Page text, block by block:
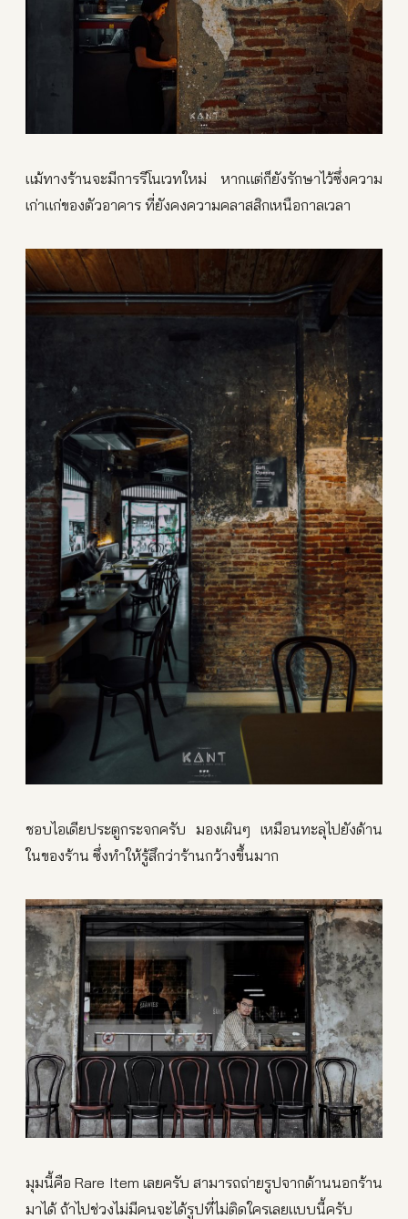
แม้ทางร้านจะมีการรีโนเวทใหม่ หากแต่ก็ยังรักษาไว้ซึ่งความ
เก่าแก่ของตัวอาคาร ที่ยังคงความคลาสสิกเหนือกาลเวลา
ชอบไอเดียประตูกระจกครับ มองเผินๆ เหมือนทะลุไปยังด้าน
ในของร้าน ซึ่งทำให้รู้สึกว่าร้านกว้างขึ้นมาก
มุมนี้คือ Rare Item เลยครับ สามารถถ่ายรูปจากด้านนอกร้าน
มาได้ ถ้าไปช่วงไม่มีคนจะได้รูปที่ไม่ติดใครเลยแบบนี้ครับ